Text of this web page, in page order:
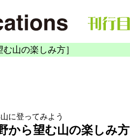
む山の楽しみ方］
に登ってみよう
から望む山の楽しみ方